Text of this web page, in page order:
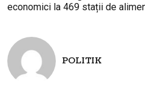
economici la 469 stații de
POLITIK